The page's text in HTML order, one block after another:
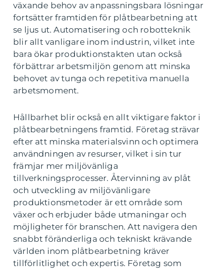
växande behov av anpassningsbara lösningar
fortsätter framtiden för plåtbearbetning att
se ljus ut. Automatisering och robotteknik
blir allt vanligare inom industrin, vilket inte
bara ökar produktionstakten utan också
förbättrar arbetsmiljön genom att minska
behovet av tunga och repetitiva manuella
arbetsmoment.
Hållbarhet blir också en allt viktigare faktor i
plåtbearbetningens framtid. Företag strävar
efter att minska materialsvinn och optimera
användningen av resurser, vilket i sin tur
främjar mer miljövänliga
tillverkningsprocesser. Återvinning av plåt
och utveckling av miljövänligare
produktionsmetoder är ett område som
växer och erbjuder både utmaningar och
möjligheter för branschen. Att navigera den
snabbt föränderliga och tekniskt krävande
världen inom plåtbearbetning kräver
tillförlitlighet och expertis. Företag som